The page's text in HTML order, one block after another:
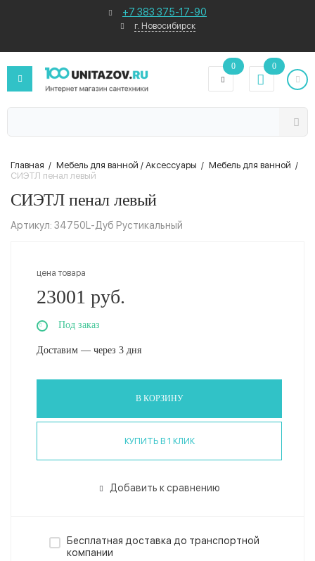
+7 383 375-17-90
г. Новосибирск
0 0
Главная / Мебель для ванной / Аксессуары / Мебель для ванной /
СИЭТЛ пенал левый
СИЭТЛ пенал левый
Артикул: 34750L-Дуб Рустикальный
цена товара
23001 руб.
Под заказ
Доставим — через 3 дня
В КОРЗИНУ
КУПИТЬ В 1 КЛИК
Добавить к сравнению
Бесплатная доставка до транспортной
компании